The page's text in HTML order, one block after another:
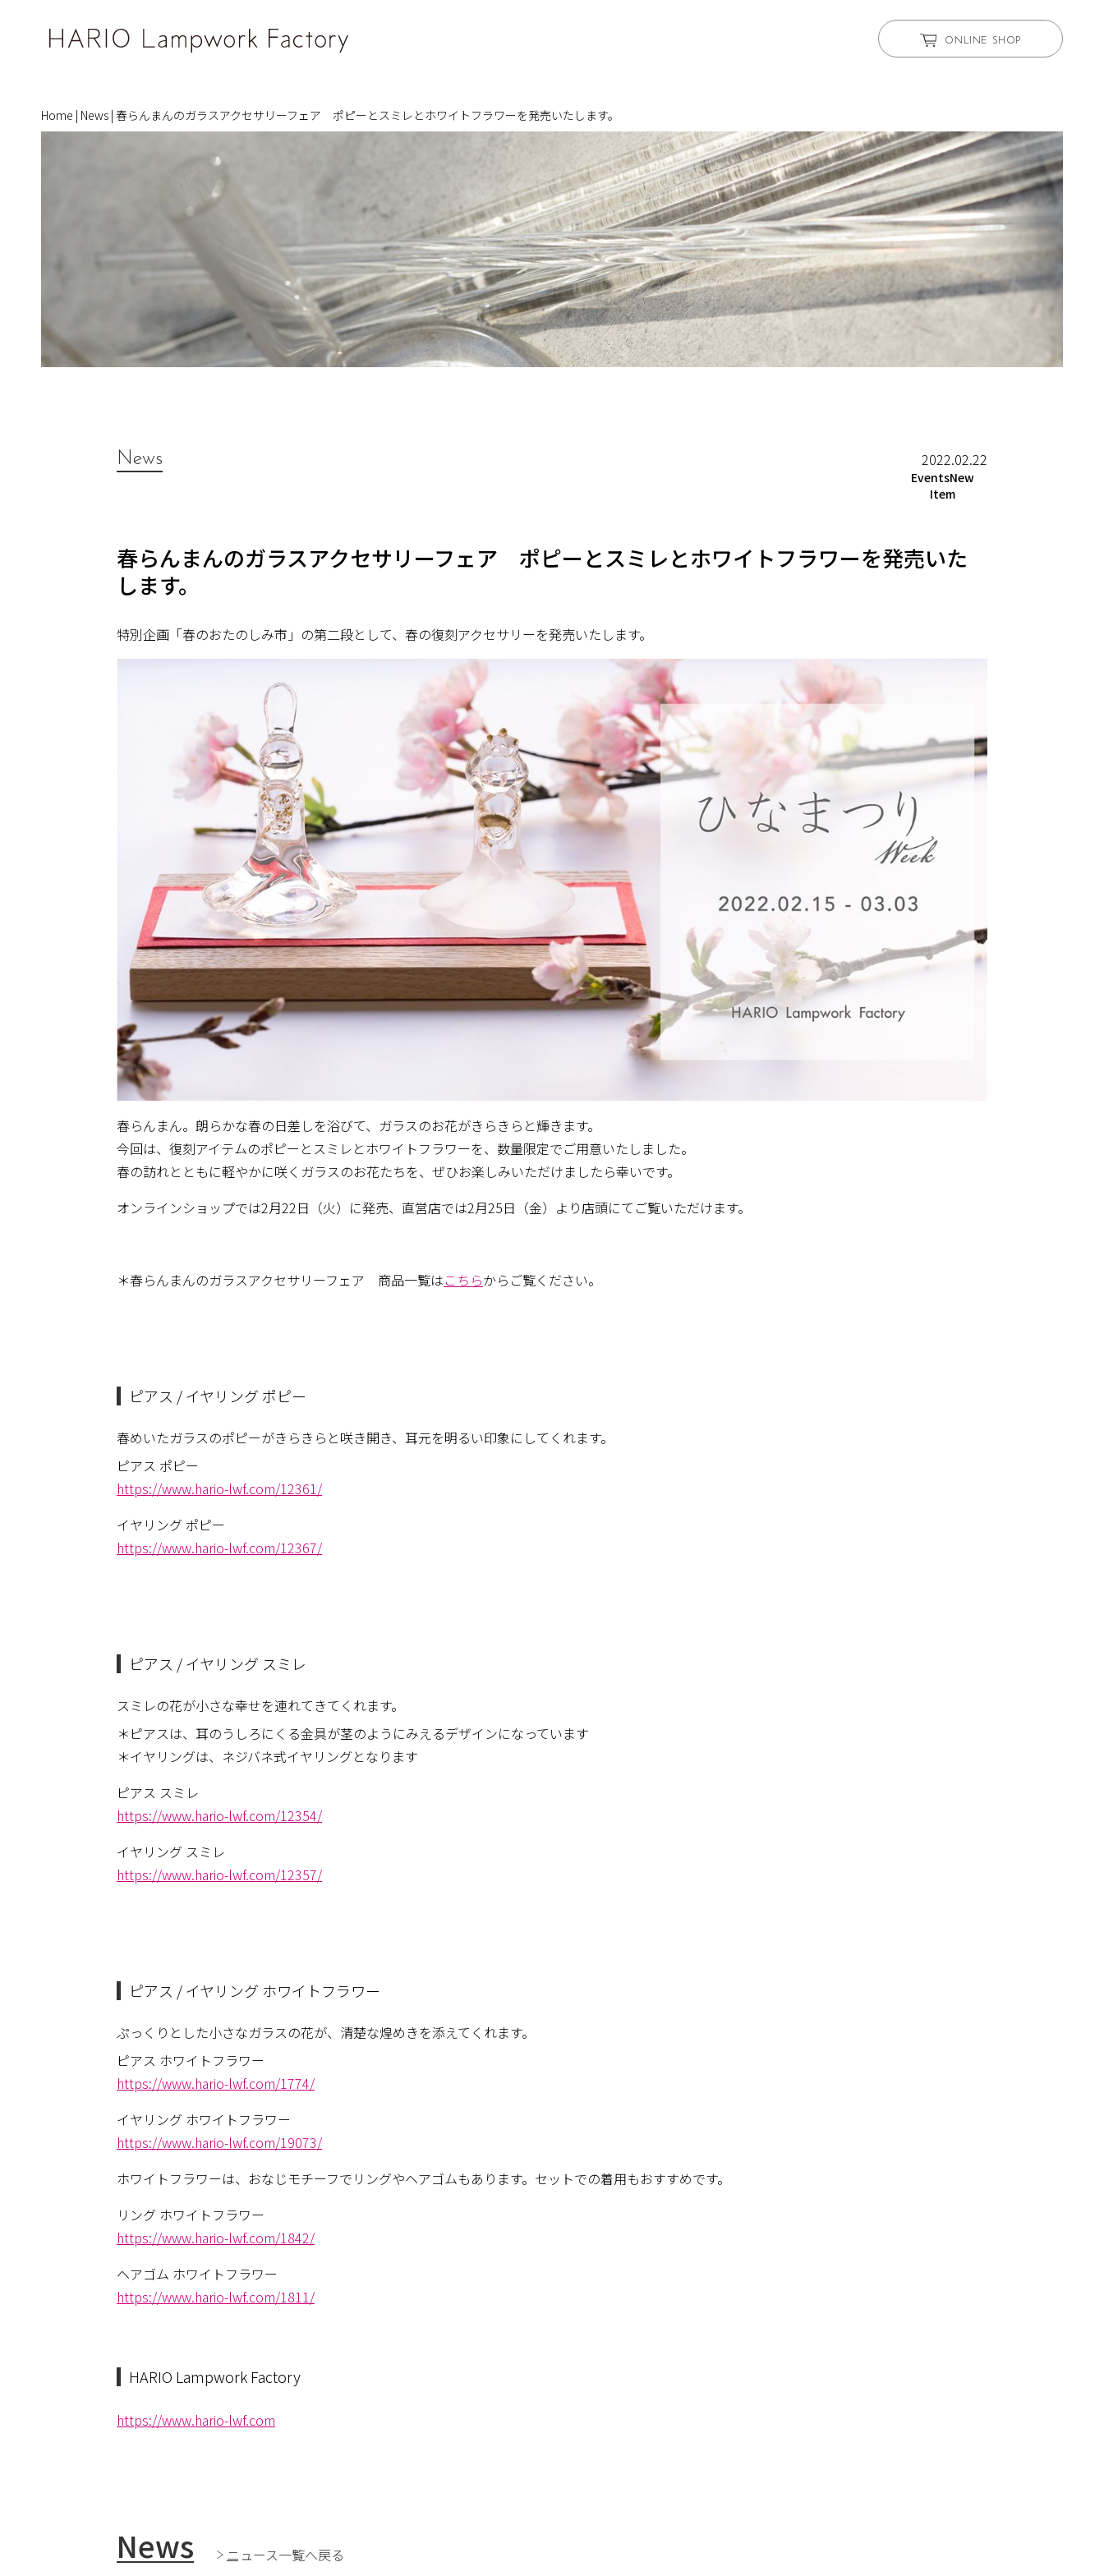
ONLINE SHOP
Home | News | 春らんまんのガラスアクセサリーフェア ポピーとスミレとホワイトフラワーを発売いたします。
News 2022.02.22
EventsNew
Item
春らんまんのガラスアクセサリーフェア ポピーとスミレとホワイトフラワーを発売いた
します。
特別企画「春のおたのしみ市」の第二段として、春の復刻アクセサリーを発売いたします。
春らんまん。朗らかな春の日差しを浴びて、ガラスのお花がきらきらと輝きます。
今回は、復刻アイテムのポピーとスミレとホワイトフラワーを、数量限定でご用意いたしました。
春の訪れとともに軽やかに咲くガラスのお花たちを、ぜひお楽しみいただけましたら幸いです。
オンラインショップでは2月22日（火）に発売、直営店では2月25日（金）より店頭にてご覧いただけます。
＊春らんまんのガラスアクセサリーフェア 商品一覧はこちらからご覧ください。
ピアス / イヤリング ポピー
春めいたガラスのポピーがきらきらと咲き開き、 耳元を明るい印象にしてくれます。
ピアス ポピー
https://www.hario-lwf.com/12361/
イヤリング ポピー
https://www.hario-lwf.com/12367/
ピアス / イヤリング スミレ
スミレの花が小さな幸せを連れてきてくれます。
＊ピアスは、耳のうしろにくる金具が茎のようにみえるデザインになっています
＊イヤリングは、ネジバネ式イヤリングとなります
ピアス スミレ
https://www.hario-lwf.com/12354/
イヤリング スミレ
https://www.hario-lwf.com/12357/
ピアス / イヤリング ホワイトフラワー
ぷっくりとした小さなガラスの花が、清楚な煌めきを添えてくれます。
ピアス ホワイトフラワー
https://www.hario-lwf.com/1774/
イヤリング ホワイトフラワー
https://www.hario-lwf.com/19073/
ホワイトフラワーは、おなじモチーフでリングやヘアゴムもあります。セットでの着用もおすすめです。
リング ホワイトフラワー
https://www.hario-lwf.com/1842/
ヘアゴム ホワイトフラワー
https://www.hario-lwf.com/1811/
HARIO Lampwork Factory
https://www.hario-lwf.com
News ニュース一覧へ戻る